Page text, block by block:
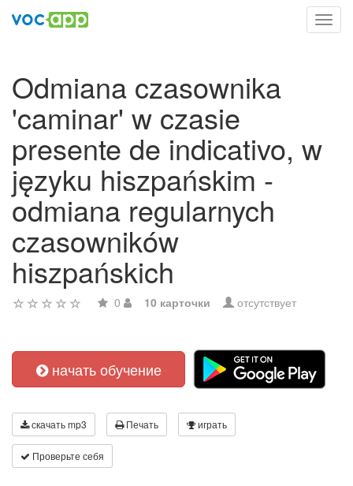
Odmiana czasownika
'caminar' w czasie
presente de indicativo, w
języku hiszpańskim -
odmiana regularnych
czasowników
hiszpańskich
0 10 карточки отсутствует
начать обучение
скачать mp3 Печать играть
Проверьте себя